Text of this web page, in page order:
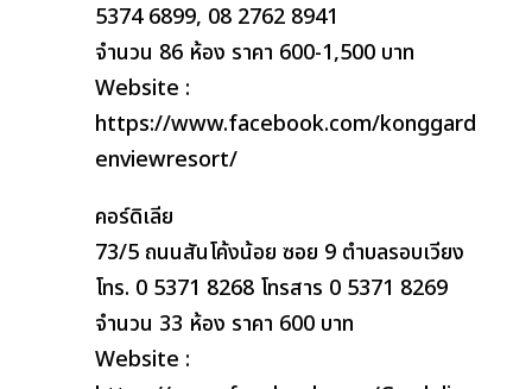
5374 6899, 08 2762 8941
จำนวน 86 ห้อง ราคา 600-1,500 บาท
Website :
https://www.facebook.com/konggard
enviewresort/
คอร์ดิเลีย
73/5 ถนนสันโค้งน้อย ซอย 9 ตำบลรอบเวียง
โทร. 0 5371 8268 โทรสาร 0 5371 8269
จำนวน 33 ห้อง ราคา 600 บาท
Website :